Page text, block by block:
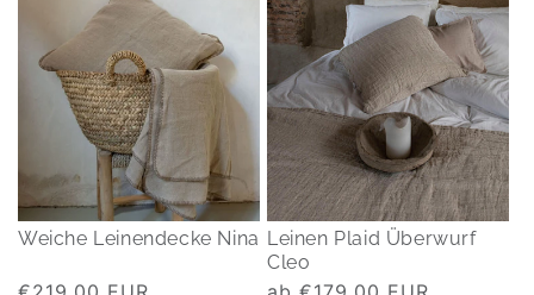
Weiche Leinendecke Nina Leinen Plaid Überwurf
Cleo